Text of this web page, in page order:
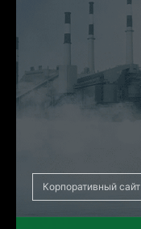
Корпоративный сайт